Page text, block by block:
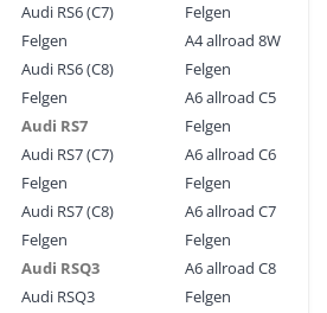
Audi RS6 (C7)
Felgen
Audi RS6 (C8)
Felgen
Audi RS7
Audi RS7 (C7)
Felgen
Audi RS7 (C8)
Felgen
Audi RSQ3
Audi RSQ3
Felgen
A4 allroad 8W
Felgen
A6 allroad C5
Felgen
A6 allroad C6
Felgen
A6 allroad C7
Felgen
A6 allroad C8
Felgen